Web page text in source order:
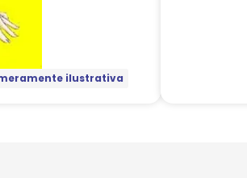
ilustrativa